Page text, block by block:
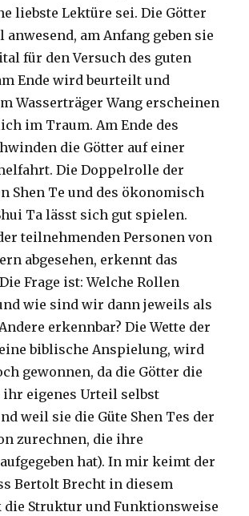
liebste Lektüre sei. Die Götter
am Anfang geben sie
für den Versuch des guten
Ende wird beurteilt und
Wasserträger Wang erscheinen
im Traum. Am Ende des
die Götter auf einer
Die Doppelrolle der
Shen Te und des ökonomisch
Ta lässt sich gut spielen.
teilnehmenden Personen von
abgesehen, erkennt das
Frage ist: Welche Rollen
wie sind wir dann jeweils als
erkennbar? Die Wette der
biblische Anspielung, wird
gewonnen, da die Götter die
eigenes Urteil selbst
weil sie die Güte Shen Tes der
zurechnen, die ihre
hat). In mir keimt der
Bertolt Brecht in diesem
die Struktur und Funktionsweise